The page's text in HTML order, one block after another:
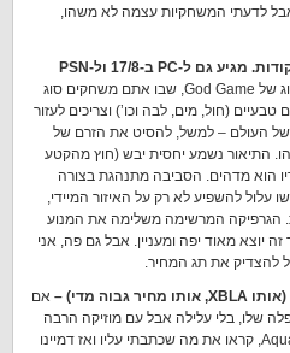
לדעתי המשחקיות עצמה לא משהו,
From Dust (גם XBLA, גם 1200 נקודות. מגיע גם ל-PC ב-17/8 ול-PSN
סוג של God Game, שבו אתם משחקים סוג
(חול, מים, לבה וכו’) וצריכים לעזור
של העולם – למשל, להסיט את הזרם של
התיאור נשמע יחסית יבש (חוץ מהקטע
הוא מדהים. הסביבה מתנהגת בצורה
עלול להשפיע לא רק על האיזור המיידי,
הגרפיקה המרשימה משלימה את המנוע
יוצא מאוד יפה ומעניין. אבל גם פה, אני
להצדיק את תג המחיר.
אם
שלו, בלי עלילה אבל עם מוזיקה הרבה
יותר מוצלחת. אם לא שיחקתם ב-Aquaria, קראו את מה שכתבתי עליו ואז דמיינו